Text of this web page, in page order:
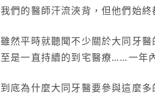
我們的醫師汗流浹背，但他們始
雖然平時就聽聞不少關於大同牙
至是一直持續的到宅醫療……一年
到底為什麼大同牙醫要參與這麼多